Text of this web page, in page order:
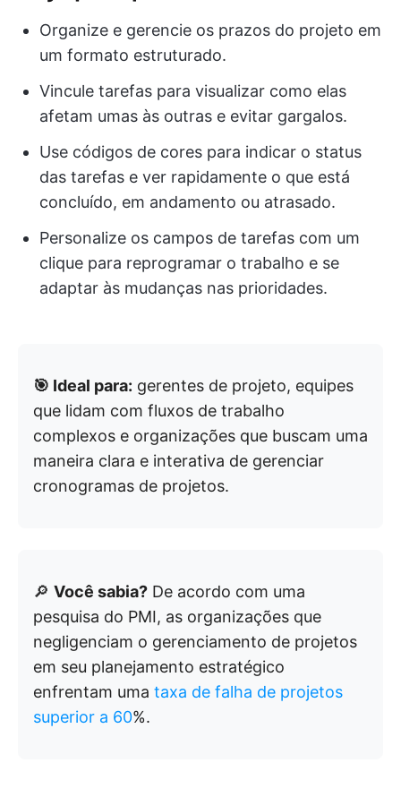
Organize e gerencie os prazos do projeto em
um formato estruturado.
Vincule tarefas para visualizar como elas
afetam umas às outras e evitar gargalos.
Use códigos de cores para indicar o status
das tarefas e ver rapidamente o que está
concluído, em andamento ou atrasado.
Personalize os campos de tarefas com um
clique para reprogramar o trabalho e se
adaptar às mudanças nas prioridades.
🎯 Ideal para: gerentes de projeto, equipes
que lidam com fluxos de trabalho
complexos e organizações que buscam uma
maneira clara e interativa de gerenciar
cronogramas de projetos.
🔎 Você sabia? De acordo com uma
pesquisa do PMI, as organizações que
negligenciam o gerenciamento de projetos
em seu planejamento estratégico
enfrentam uma taxa de falha de projetos
superior a 60%.